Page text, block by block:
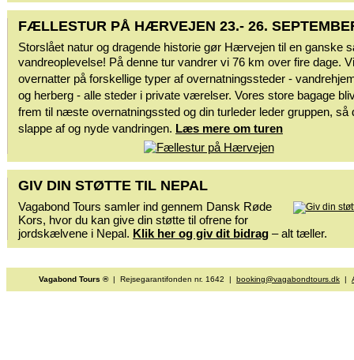
FÆLLESTUR PÅ HÆRVEJEN 23.- 26.
Storslået natur og dragende historie gør Hærvejen til en ganske
vandreoplevelse! På denne tur vandrer vi 76 km over fire dage. Vi
overnatter på forskellige typer af overnatningssteder -
og herberg - alle steder i private værelser. Vores store bagage
frem til næste overnatningssted og din turleder leder gruppen, så
slappe af og nyde vandringen. Læs mere om turen
GIV DIN STØTTE TIL NEPAL
Vagabond Tours samler ind gennem Dansk Røde
Kors, hvor du kan give din støtte til ofrene for
jordskælvene i Nepal. Klik her og giv dit bidrag – alt tæller.
Vagabond Tours ®| Rejsegarantifonden nr. 1642 | booking@vagabondtours.dk |